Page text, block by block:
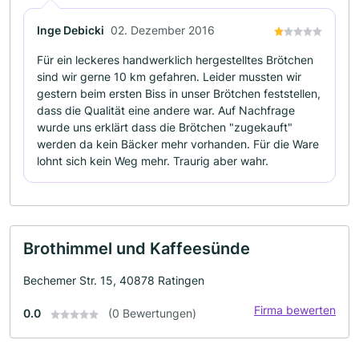
Inge Debicki 02. Dezember 2016
Für ein leckeres handwerklich hergestelltes Brötchen
sind wir gerne 10 km gefahren. Leider mussten wir
gestern beim ersten Biss in unser Brötchen feststellen,
dass die Qualität eine andere war. Auf Nachfrage
wurde uns erklärt dass die Brötchen "zugekauft"
werden da kein Bäcker mehr vorhanden. Für die Ware
lohnt sich kein Weg mehr. Traurig aber wahr.
Brothimmel und Kaffeesünde
Bechemer Str. 15, 40878 Ratingen
0.0 (0 Bewertungen) Firma bewerten